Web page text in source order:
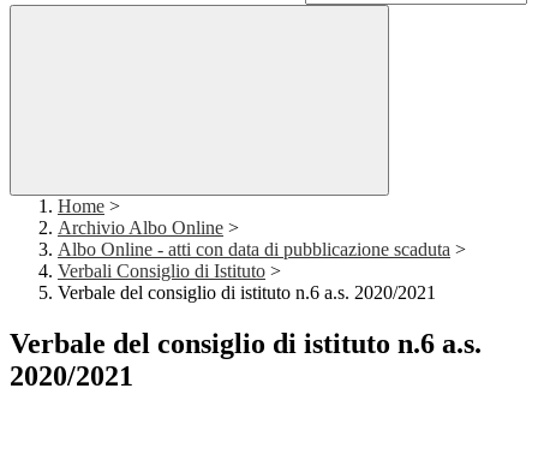
Home >
Archivio Albo Online >
Albo Online - atti con data di pubblicazione scaduta >
Verbali Consiglio di Istituto >
Verbale del consiglio di istituto n.6 a.s. 2020/2021
Verbale del consiglio di istituto n.6 a.s.
2020/2021